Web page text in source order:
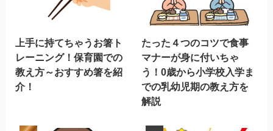
上手に持てちゃうお箸ト
レーニング！保育園での
教え方～おすすめ箸を紹
介！
たった４つのコツで食事
マナーが身に付いちゃ
う！0歳から小学校入学ま
での乳幼児期の教え方を
解説